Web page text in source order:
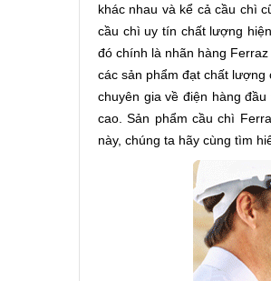
khác nhau và kể cả cầu chì
cầu chì uy tín chất lượng
đó chính là nhãn hàng
các sản phẩm đạt chất
chuyên gia về điện hàng
cao. Sản phẩmcầu chì
này, chúng ta hãy cùng tìm